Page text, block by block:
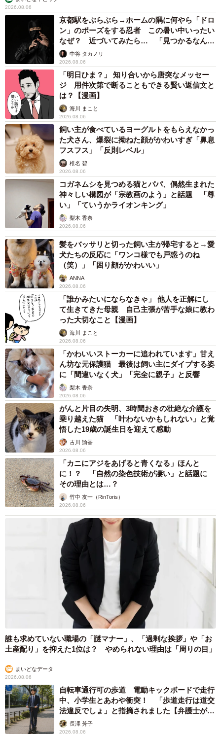
2026.08.06
京都駅をぶらぶら→ホームの隅に何やら「ドロ
ン」のポーズをする忍者 この暑い中いったい
なぜ？ 近づいてみたら… 「見つかるなんて
未熟」中将 タカノリ
2026.08.06
「明日ひま？」 知り合いから唐突なメッセー
ジ 用件次第で断ることもできる賢い返信文と
は？【漫画】
海川 まこと
2026.08.06
飼い主が食べているヨーグルトをもらえなかっ
た犬さん、爆裂に拗ねた顔がかわいすぎ「鼻息
フスフス」「反則レベル」
椎名 碧
2026.08.06
コガネムシを見つめる猫とパパ、偶然生まれた
神々しい構図が「宗教画のよう」と話題 「尊
い」「ていうかライオンキング」
梨木 香奈
2026.08.06
髪をバッサリと切った飼い主が帰宅すると→愛
犬たちの反応に「ワンコ様でも戸惑うのね
（笑）」「困り顔がかわいい」
ANNA
2026.08.06
「誰かみたいにならなきゃ」 他人を正解にし
て生きてきた母親 自己主張が苦手な娘に教わ
った大切なこと【漫画】
海川 まこと
2026.08.06
「かわいいストーカーに追われています」甘え
ん坊な元保護猫 最後は飼い主にダイブする姿
に「間違いなく犬」「完全に親子」と反響
梨木 香奈
2026.08.06
がんと片目の失明、3時間おきの壮絶な介護を
乗り越えた猫 「叶わないかもしれない」と覚
悟した19歳の誕生日を迎えて感動
古川 諭香
2026.08.06
「カニにアジをあげると青くなる」ほんと
に！？ 「自然の染色技術が凄い」と話題に
その理由とは…？
竹中 友一（RinToris）
2026.08.06
誰も求めていない職場の「謎マナー」、「過剰な挨拶」や「お
土産配り」を抑えた1位は？ やめられない理由は「周りの目」
まいどなデータ
2026.08.06
自転車通行可の歩道 電動キックボードで走行
中、小学生とあわや衝突！ 「歩道走行は道交
法違反でしょ」と指摘されました【弁護士が解
説】長澤 芳子
2026.08.06